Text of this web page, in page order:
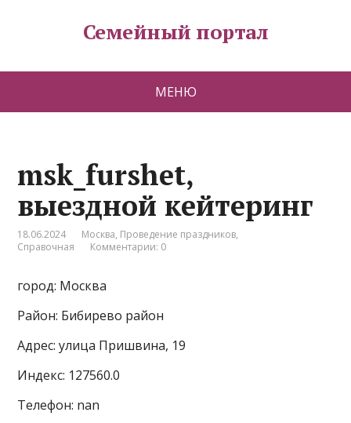
Семейный портал
МЕНЮ
msk_furshet,
выездной кейтеринг
18.06.2024 Москва, Проведение праздников,
Справочная
Комментарии: 0
город: Москва
Район: Бибирево район
Адрес: улица Пришвина, 19
Индекс: 127560.0
Телефон: nan